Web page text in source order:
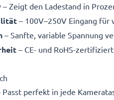
– Zeigt den Ladestand in
– 100V–250V Eingang für
– Sanfte, variable Spannung
– CE- und RoHS-
Passt perfekt in jede